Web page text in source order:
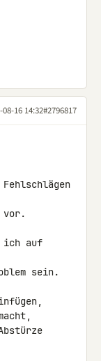
08-16 14:32#2796817
Fehlschlägen
vor.
ich auf
sein.